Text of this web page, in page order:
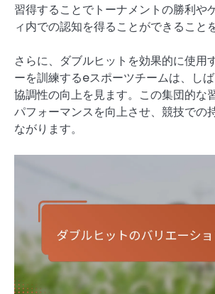
習得することでトーナメントの勝利や
ィ内での認知を得ることができること
さらに、ダブルヒットを効果的に使用
ーを訓練するeスポーツチームは、し
協調性の向上を見ます。この集団的な
パフォーマンスを向上させ、競技での
ながります。